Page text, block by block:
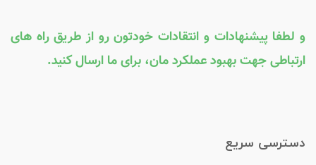
و لطفا پیشنهادات و انتقادات خودتون رو از طریق راه های
ارتباطی جهت بهبود عملکرد مان، برای ما ارسال کنید.
دسترسی سریع